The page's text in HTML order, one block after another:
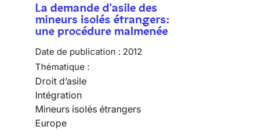
La demande d'asile des
mineurs isolés étrangers:
une procédure malmenée
Date de publication : 2012
Thématique :
Droit d’asile
Intégration
Mineurs isolés étrangers
Europe